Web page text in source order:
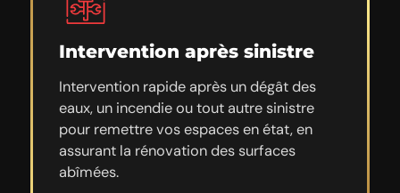
Intervention après sinistre
Intervention rapide après un dégât des
eaux, un incendie ou tout autre sinistre
pour remettre vos espaces en état, en
assurant la rénovation des surfaces
abîmées.